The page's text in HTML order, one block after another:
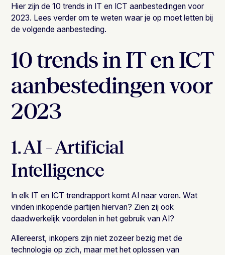
Hier zijn de 10 trends in IT en ICT aanbestedingen voor
2023. Lees verder om te weten waar je op moet letten bij
de volgende aanbesteding.
10 trends in IT en ICT
aanbestedingen voor
2023
1. AI - Artificial
Intelligence
In elk IT en ICT trendrapport komt AI naar voren. Wat
vinden inkopende partijen hiervan? Zien zij ook
daadwerkelijk voordelen in het gebruik van AI?
Allereerst, inkopers zijn niet zozeer bezig met de
technologie op zich, maar met het oplossen van